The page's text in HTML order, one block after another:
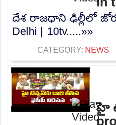
దేశ రాజధాని ఢిల్లీలో
Delhi | 10tv.....»»
CATEGORY: NEWS
హై